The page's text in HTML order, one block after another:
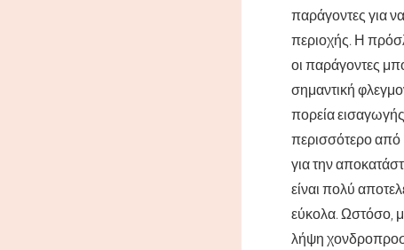
παράγοντες για
περιοχής. Η
οι παράγοντες
σημαντική
πορεία
περισσότερο από
για την
είναι πολύ
εύκολα. Ωστόσο,
λήψη